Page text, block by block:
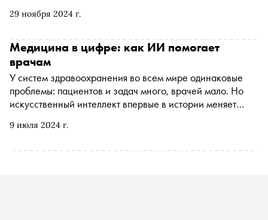
29 ноября 2024 г.
ИИ уже сейчас помогает врачам, как это влияет на
9 июля 2024 г.
Медицина в цифре: как ИИ помогает
врачам
У систем здравоохранения во всем мире одинаковые
проблемы: пациентов и задач много, врачей мало. Но
искусственный интеллект впервые в истории меняет